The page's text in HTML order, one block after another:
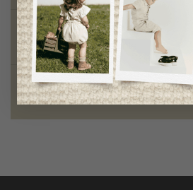
Style et élégance
qualité remarquable
Fondation des étoiles
fiers de collaborer à une